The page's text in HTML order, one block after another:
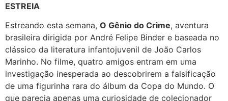
ESTREIA
Estreando esta semana, O Gênio do Crime, aventura
brasileira dirigida por André Felipe Binder e baseada no
clássico da literatura infantojuvenil de João Carlos
Marinho. No filme, quatro amigos entram em uma
investigação inesperada ao descobrirem a falsificação
de uma figurinha rara do álbum da Copa do Mundo. O
que parecia apenas uma curiosidade de colecionador